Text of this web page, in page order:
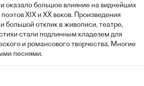
оказало большое влияние на виднейших
XIX и XX веков. Произведения
большой отклик в живописи, театре,
стали подлинным кладезем для
и романсового творчества. Многие
песнями.